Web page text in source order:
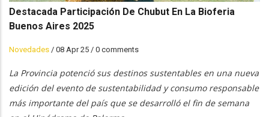
Destacada Participación De Chubut En La Bioferia
Buenos Aires 2025
Novedades / 08 Apr 25 / 0 comments
La Provincia potenció sus destinos sustentables en una nueva
edición del evento de sustentabilidad y consumo responsable
más importante del país que se desarrolló el fin de semana